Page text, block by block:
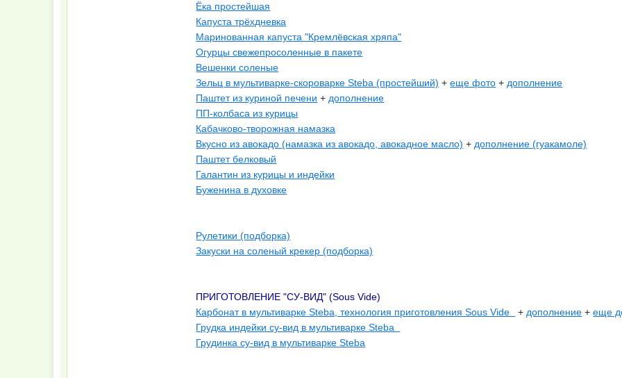
Ёка простейшая
Капуста трёхдневка
Маринованная капуста "Кремлёвская хряпа"
Огурцы свежепросоленные в пакете
Вешенки соленые
Зельц в мультиварке-скороварке Steba (простейший) +еще фото + дополнение
Паштет из куриной печени + дополнение
ПП-колбаса из курицы
Кабачково-творожная намазка
Вкусно из авокадо (намазка из авокадо, авокадное масло) + дополнение (гуакамоле)
Паштет белковый
Галантин из курицы и индейки
Буженина в духовке
Рулетики (подборка)
Закуски на соленый крекер (подборка)
ПРИГОТОВЛЕНИЕ "СУ-ВИД" (Sous Vide)
Карбонат в мультиварке Steba, технология приготовления Sous Vide
+ дополнение +еще
Грудка индейки су-вид в мультиварке Steba
Грудинка су-вид в мультиварке Steba